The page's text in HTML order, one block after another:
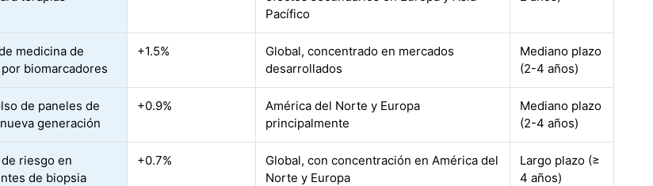
Pacífico
medicina de
biomarcadores
+1.5%
Global, concentrado en mercados
desarrollados
Mediano plazo
(2-4 años)
de paneles de
generación
+0.9%
América del Norte y Europa
principalmente
Mediano plazo
(2-4 años)
riesgo en
de biopsia
+0.7%
Global, con concentración en América del
Norte y Europa
Largo plazo (≥
4 años)